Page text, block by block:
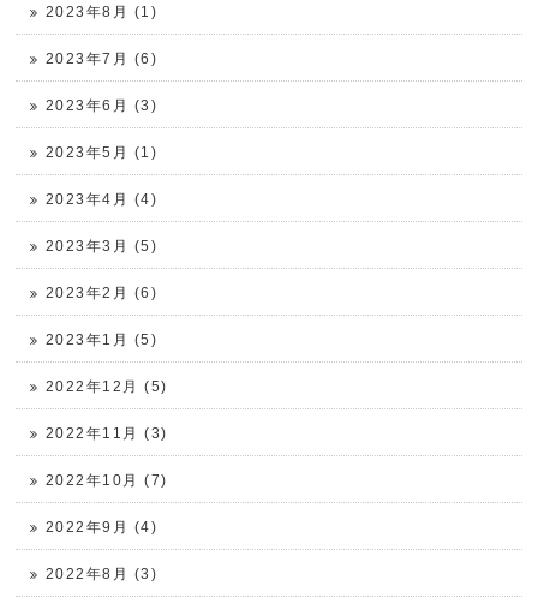
2023年8月 (1)
2023年7月 (6)
2023年6月 (3)
2023年5月 (1)
2023年4月 (4)
2023年3月 (5)
2023年2月 (6)
2023年1月 (5)
2022年12月 (5)
2022年11月 (3)
2022年10月 (7)
2022年9月 (4)
2022年8月 (3)